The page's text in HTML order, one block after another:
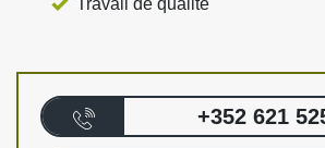
Travail de qualité
+352 621